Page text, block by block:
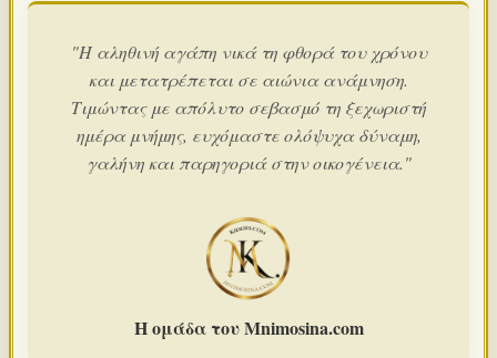
"Η αληθινή αγάπη νικά τη φθορά του χρόνου
και μετατρέπεται σε αιώνια ανάμνηση.
Τιμώντας με απόλυτο σεβασμό τη ξεχωριστή
ημέρα μνήμης, ευχόμαστε ολόψυχα δύναμη,
γαλήνη και παρηγοριά στην οικογένεια."
Η ομάδα του Mnimosina.com